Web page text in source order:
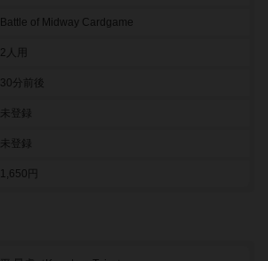
Battle of Midway Cardgame
2人用
30分前後
未登録
未登録
1,650円